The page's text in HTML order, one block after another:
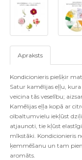
Apraksts
Kondicionieris piešķir
Satur kamēlijas eļļu,
veicina tās veselību;
Kamēlijas eļļa kopā ar
olbaltumvielu iekļūst
atjaunoti, tie kļūst
mīkstāki. Kondicionieris
ķemmēšanu un tam
aromāts.